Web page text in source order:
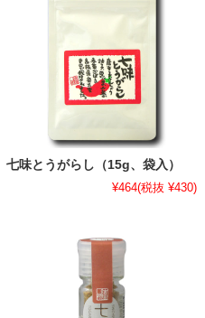
七味とうがらし（15g、袋入）
¥464(税抜 ¥430)